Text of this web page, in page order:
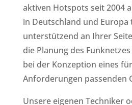
aktiven Hotspots seit 2004
in Deutschland und
unterstützend an Ihrer
die Planung des
bei der Konzeption eines
Anforderungen passenden
Unsere eigenen Techniker